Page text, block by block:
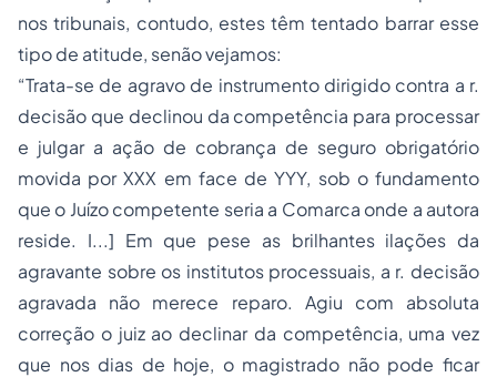
nos tribunais, contudo, estes têm tentado barrar esse
tipo de atitude, senão vejamos:
“Trata-se de agravo de instrumento dirigido contra a r.
decisão que declinou da competência para processar
e julgar a ação de cobrança de seguro obrigatório
movida por XXX em face de YYY, sob o fundamento
que o Juízo competente seria a Comarca onde a autora
reside. I...] Em que pese as brilhantes ilações da
agravante sobre os institutos processuais, a r. decisão
agravada não merece reparo. Agiu com absoluta
correção o juiz ao declinar da competência, uma vez
que nos dias de hoje, o magistrado não pode ficar